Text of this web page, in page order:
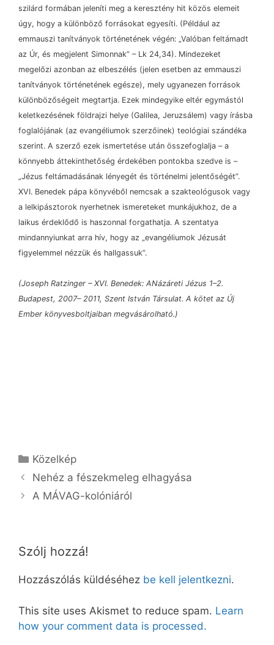
szilárd formában jeleníti meg a keresztény hit közös elemeit
úgy, hogy a különböző forrásokat egyesíti. (Például az
emmauszi tanítványok történetének végén: „Valóban feltámadt
az Úr, és megjelent Simonnak” –Lk 24,34). Mindezeket
megelőzi azonban az elbeszélés (jelen esetben az emmauszi
tanítványok történetének egésze), mely ugyanezen források
különbözőségeit megtartja. Ezek mindegyike eltér egymástól
keletkezésének földrajzi helye (Galilea, Jeruzsálem) vagy írásba
foglalójának (az evangéliumok szerzőinek) teológiai szándéka
szerint. A szerző ezek ismertetése után összefoglalja –a
könnyebb áttekinthetőség érdekében pontokba szedve is –
„Jézus feltámadásának lényegét és történelmi jelentőségét”.
XVI. Benedek pápa könyvéből nemcsak a szakteológusok vagy
a lelkipásztorok nyerhetnek ismereteket munkájukhoz, de a
laikus érdeklődő is haszonnal forgathatja. A szentatya
mindannyiunkat arra hív, hogy az „evangéliumok Jézusát
figyelemmel nézzük és hallgassuk”.
(Joseph Ratzinger –XVI. Benedek: ANázáreti Jézus 1–2.
Budapest, 2007–2011, Szent István Társulat. A kötet az Új
Ember könyvesboltjaiban megvásárolható.)
Kategória
Közelkép
Nehéz a fészekmeleg elhagyása
A MÁVAG-kolóniáról
Szólj hozzá!
Hozzászólás küldéséhez be kell jelentkezni.
This site uses Akismet to reduce spam. Learn
how your comment data is processed.